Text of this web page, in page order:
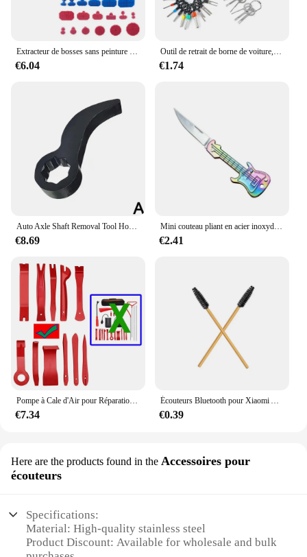
€6.04 €1.74
€8.69
Mini couteau pliant en acier inoxydable JEKnife, porte-clés créatif, couteau de poche portable, multifonction, couteau à fruits extérieur
€2.41
Pompe à Cale d'Air pour Réparation de Porte de Voiture, Outil Manuel d'Urgence, Déverrouillage Ouvert, Pince à Longue Portée, Clé Perdue
€7.34
Écouteurs Bluetooth pour Xiaomi AirPods Pro 3 2 1, outil de livres, kit de nettoyage de boîtier d'écouteurs durable, stylo brosse propre, Airdots 3Pro
€0.39
Here are the products found in the Accessoires pour
écouteurs
Specifications:
Material: High-quality stainless steel
Product Discount: Available for wholesale and bulk